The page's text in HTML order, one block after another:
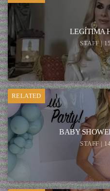
LEGÍTIMA
STAFF |
RELATED
BABY
STAFF |